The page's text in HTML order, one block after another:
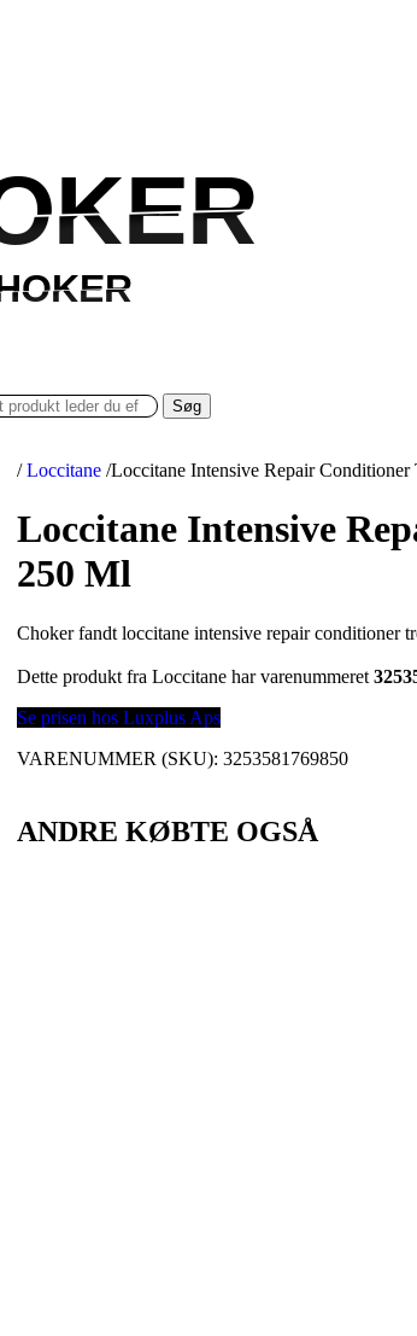
Søg
/ Loccitane /Loccitane Intensive Repair Conditioner
Loccitane Intensive
250 Ml
Choker fandt loccitane intensive repair conditioner
Dette produkt fra Loccitane har varenummeret
Se prisen hos Luxplus Aps
VARENUMMER (SKU):3253581769850
ANDRE KØBTE OGSÅ